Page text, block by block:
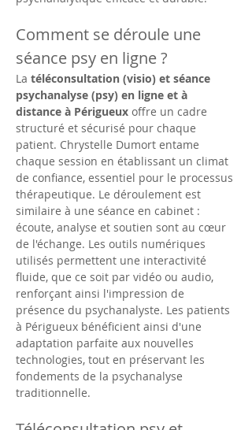
Comment se déroule une
séance psy en ligne ?
La téléconsultation (visio) et séance
psychanalyse (psy) en ligne et à
distance à Périgueux offre un cadre
structuré et sécurisé pour chaque
patient. Chrystelle Dumort entame
chaque session en établissant un climat
de confiance, essentiel pour le processus
thérapeutique. Le déroulement est
similaire à une séance en cabinet :
écoute, analyse et soutien sont au cœur
de l'échange. Les outils numériques
utilisés permettent une interactivité
fluide, que ce soit par vidéo ou audio,
renforçant ainsi l'impression de
présence du psychanalyste. Les patients
à Périgueux bénéficient ainsi d'une
adaptation parfaite aux nouvelles
technologies, tout en préservant les
fondements de la psychanalyse
traditionnelle.